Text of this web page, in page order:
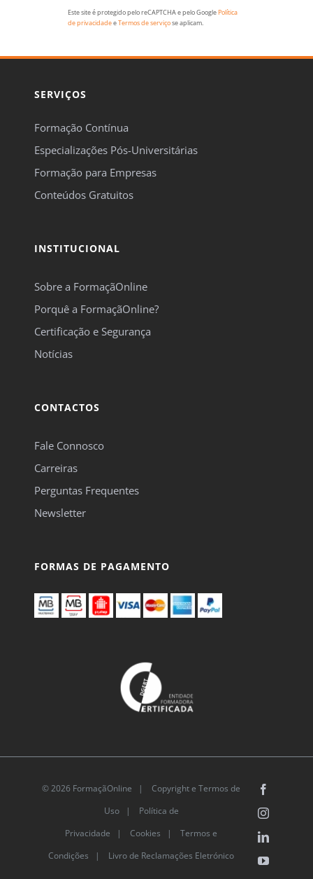
Este site é protegido pelo reCAPTCHA e pelo GooglePolítica
de privacidadeeTermos de serviçose aplicam.
SERVIÇOS
Formação Contínua
Especializações Pós-Universitárias
Formação para Empresas
Conteúdos Gratuitos
INSTITUCIONAL
Sobre a FormaçãOnline
Porquê a FormaçãOnline?
Certificação e Segurança
Notícias
CONTACTOS
Fale Connosco
Carreiras
Perguntas Frequentes
Newsletter
FORMAS DE PAGAMENTO
© 2026 FormaçãOnline |
Copyright e Termos de
Uso|
Política de
Privacidade | Cookies |
Termos e
Condições |
Livro de Reclamações Eletrónico
Instagram
LinkedIn
YouTube